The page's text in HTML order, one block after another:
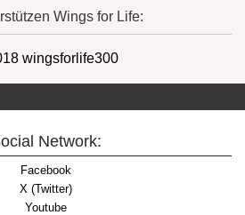
Wings for Life:
Network:
Facebook
X (Twitter)
Youtube